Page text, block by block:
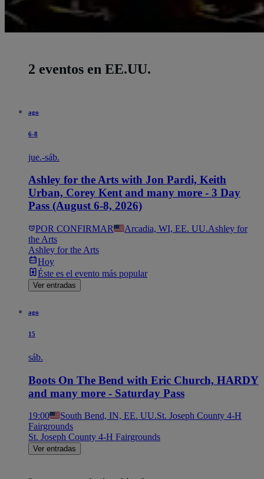
2 eventos en EE.UU.
ago
6-8
jue.-sáb.
Ashley for the Arts with Jon Pardi, Keith
Urban, Corey Kent and many more - 3 Day
Pass (August 6-8, 2026)
POR CONFIRMAR Arcadia, WI, EE. UU.Ashley for
the Arts
Ashley for the Arts
Hoy
Éste es el evento más popular
Ver entradas
ago
15
sáb.
Boots On The Bend with Eric Church, HARDY
and many more - Saturday Pass
19:00 South Bend, IN, EE. UU.St. Joseph County 4-H
Fairgrounds
St. Joseph County 4-H Fairgrounds
Ver entradas